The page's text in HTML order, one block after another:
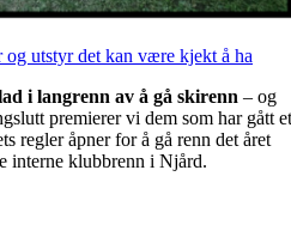
utstyr det kan være kjekt å ha
i langrenn av å gå skirenn – og
premierer vi dem som har gått et
regler åpner for å gå renn det året
interne klubbrenn i Njård.